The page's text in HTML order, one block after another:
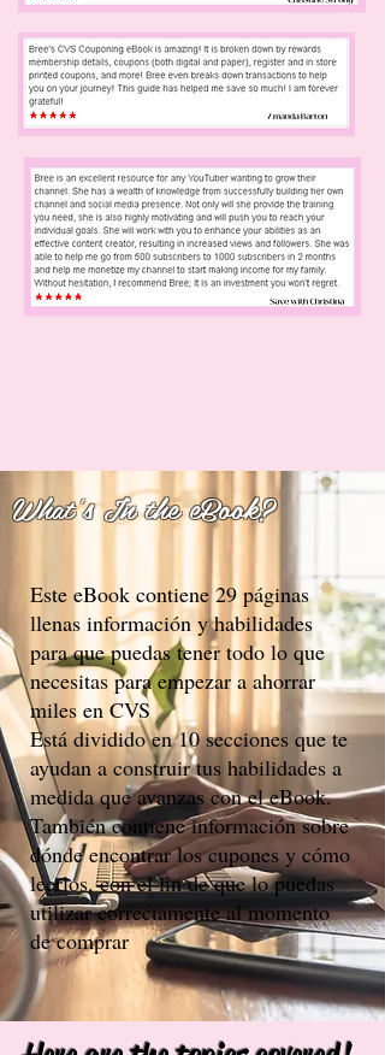
What's In the eBook?
Este eBook contiene 29 páginas
llenas información y habilidades
para que puedas tener todo lo que
necesitas para empezar a ahorrar
miles en CVS
Está dividido en 10 secciones que te
ayudan a construir tus habilidades a
medida que avanzas con el eBook.
También contiene información sobre
dónde encontrar los cupones y cómo
leerlos, con el fin de que lo puedas
utilizar correctamente al momento
de comprar